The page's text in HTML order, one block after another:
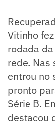
Vitinho
rodada
rede. Nas
entrou no
pronto
Série B.
destacou